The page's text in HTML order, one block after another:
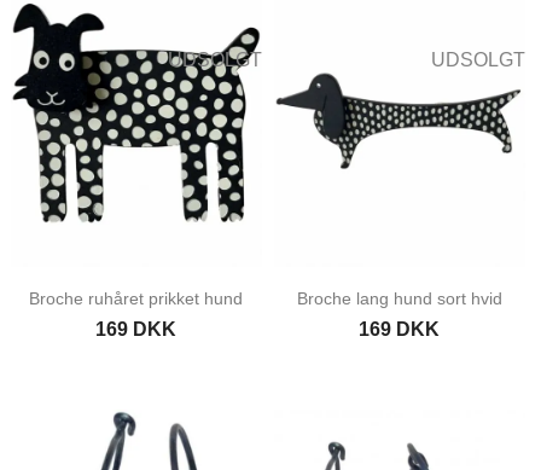
UDSOLGT
Broche ruhåret prikket hund
169 DKK
UDSOLGT
Broche lang hund sort hvid
169 DKK